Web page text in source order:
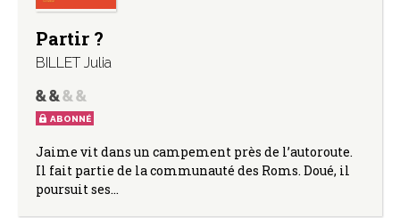
Partir ?
BILLET Julia
ABONNÉ
Jaime vit dans un campement près de l’autoroute.
Il fait partie de la communauté des Roms. Doué, il
poursuit ses…